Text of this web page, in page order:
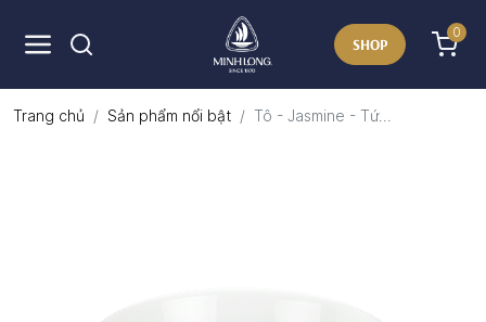
SHOP
0
Trang chủ Sản phẩm nổi bật Tô - Jasmine - Tứ...